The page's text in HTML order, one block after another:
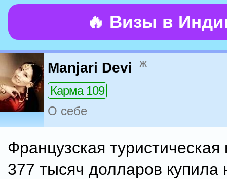
🔥 Визы в
Manjari Devi ж
Карма 109
О себе
Французская
377 тысяч долларов купила